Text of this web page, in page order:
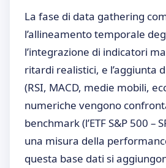
La fase di data gathering
l’allineamento temporale
l’integrazione di indicatori
ritardi realistici, e l’aggiunta
(RSI, MACD, medie mobili,
numeriche vengono
benchmark (l’ETF S&P 500 –
una misura della
questa base dati si